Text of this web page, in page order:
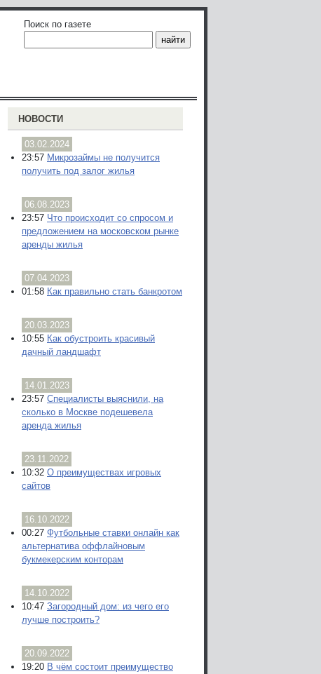
Поиск по газете
НОВОСТИ
03.02.2024
23:57 Микрозаймы не получится
получить под залог жилья
06.08.2023
23:57 Что происходит со спросом и
предложением на московском рынке
аренды жилья
07.04.2023
01:58 Как правильно стать банкротом
20.03.2023
10:55 Как обустроить красивый
дачный ландшафт
14.01.2023
23:57 Специалисты выяснили, на
сколько в Москве подешевела
аренда жилья
23.11.2022
10:32 О преимуществах игровых
сайтов
16.10.2022
00:27 Футбольные ставки онлайн как
альтернатива оффлайновым
букмекерским конторам
14.10.2022
10:47 Загородный дом: из чего его
лучше построить?
20.09.2022
19:20 В чём состоит преимущество